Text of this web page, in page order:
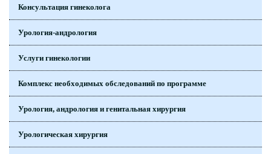
Консультация гинеколога
Урология-андрология
Услуги гинекологии
Комплекс необходимых обследований по программе
Урология, андрология и генитальная хирургия
Урологическая хирургия